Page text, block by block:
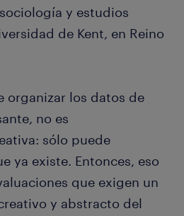
y estudios
de Kent, en Reino
organizar los datos de
no es
sólo puede
ya existe. Entonces, eso
que exigen un
y abstracto del